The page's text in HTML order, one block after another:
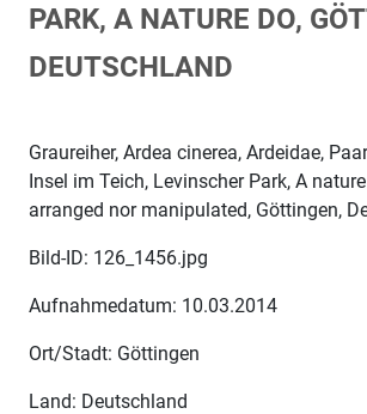
PARK, A NATURE DO,
DEUTSCHLAND
Graureiher, Ardea cinerea, Ardeidae,
Insel im Teich, Levinscher Park, A
arranged nor manipulated, Göttingen,
Bild-ID: 126_1456.jpg
Aufnahmedatum: 10.03.2014
Ort/Stadt: Göttingen
Land: Deutschland